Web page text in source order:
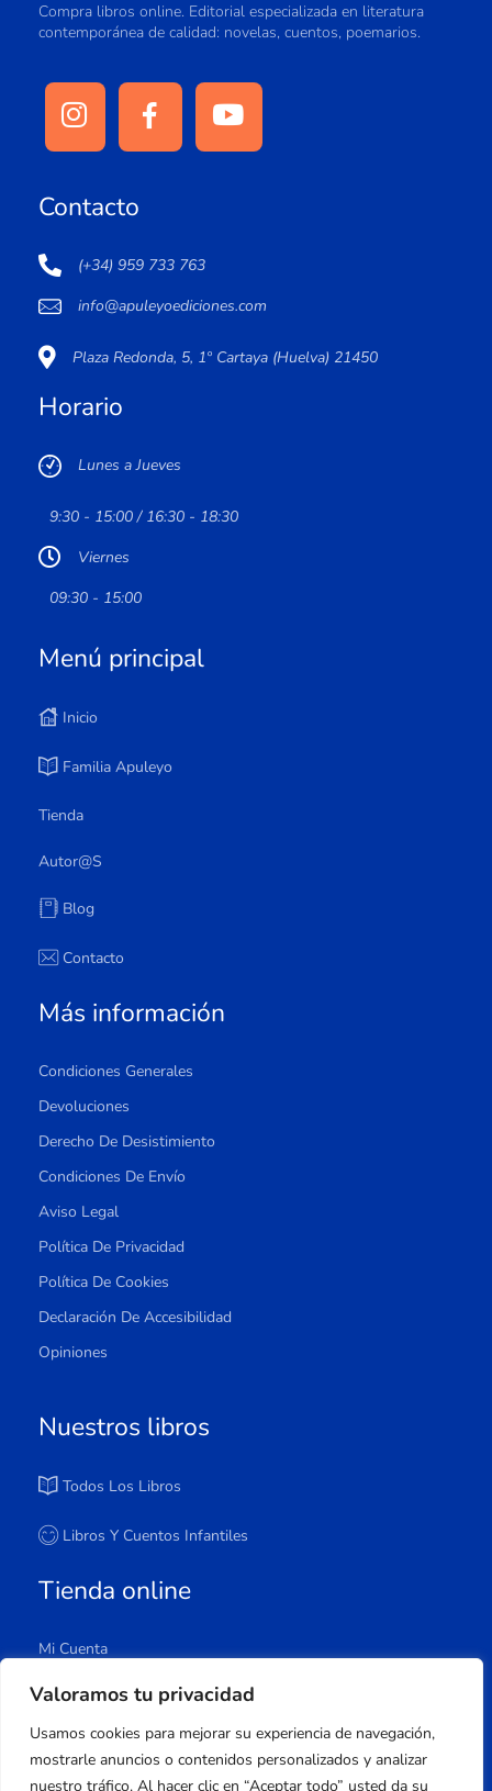
Valoramos tu privacidad
Usamos cookies para mejorar su experiencia de navegación,
mostrarle anuncios o contenidos personalizados y analizar
nuestro tráfico. Al hacer clic en “Aceptar todo” usted da su
Compra libros online. Editorial especializada en literatura
contemporánea de calidad: novelas, cuentos, poemarios.
Contacto
(+34) 959 733 763
info@apuleyoediciones.com
Plaza Redonda, 5, 1º Cartaya (Huelva) 21450
Horario
Lunes a Jueves
9:30 - 15:00 / 16:30 - 18:30
Viernes
09:30 - 15:00
Menú principal
Inicio
Familia Apuleyo
Tienda
Autor@s
Blog
Contacto
Más información
Condiciones Generales
Devoluciones
Derecho De Desistimiento
Condiciones De Envío
Aviso Legal
Política De Privacidad
Política De Cookies
Declaración De Accesibilidad
Opiniones
Nuestros libros
Todos Los Libros
Libros Y Cuentos Infantiles
Tienda online
Mi Cuenta
Carrito
Lista De Deseos